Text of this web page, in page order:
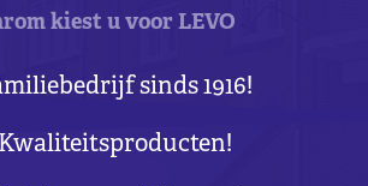
kiest u voor LEVO
sinds 1916!
Kwaliteitsproducten!